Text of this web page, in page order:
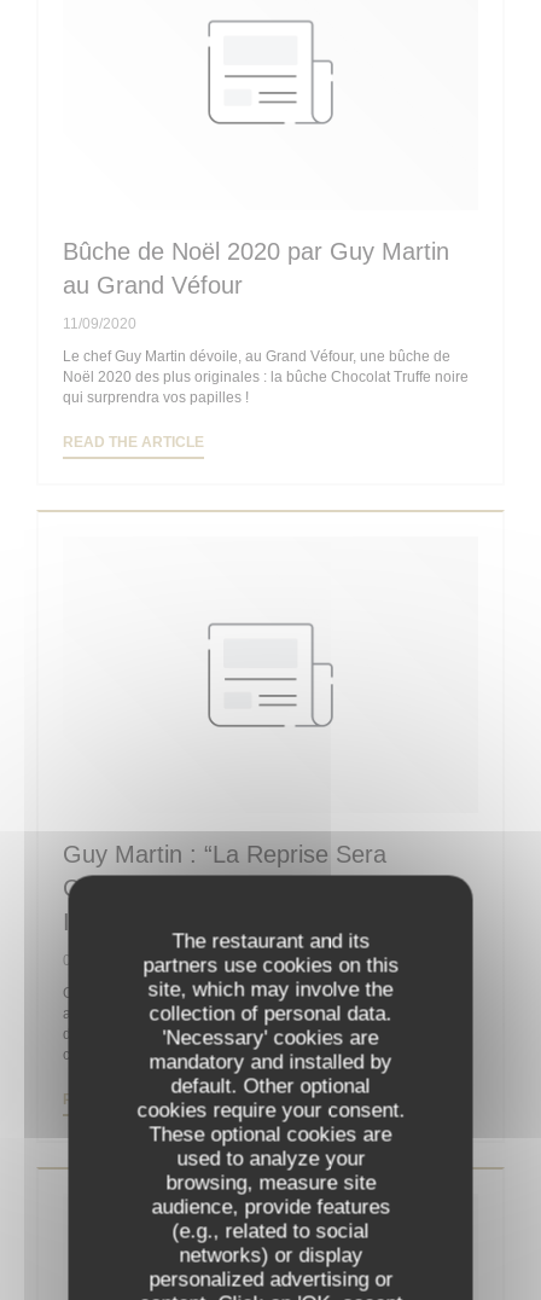
The restaurant and its
partners use cookies on this
site, which may involve the
collection of personal data.
'Necessary' cookies are
mandatory and installed by
default. Other optional
cookies require your consent.
These optional cookies are
used to analyze your
browsing, measure site
audience, provide features
(e.g., related to social
networks) or display
personalized advertising or
Bûche de Noël 2020 par Guy Martin
au Grand Véfour
11/09/2020
Le chef Guy Martin dévoile, au Grand Véfour, une bûche de
Noël 2020 des plus originales : la bûche Chocolat Truffe noire
qui surprendra vos papilles !
READ THE ARTICLE
Guy Martin : “La Reprise Sera
Compliquée Sans La Clientèle
Internationale”
06/05/2020
On ne présente plus le chef Guy Martin, un des célèbres
acteurs de la gastronomie française, propriétaire et chef
d’orchestre du Grand Véfour depuis 2011 après y être entré
comme directeur en 1991 pour la famille Jean Taittinger.
READ THE ARTICLE ((OPENS IN A NEW WINDOW))